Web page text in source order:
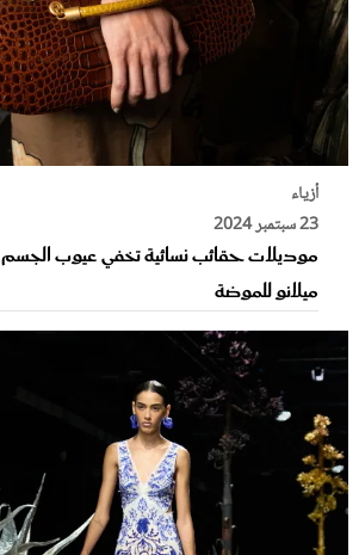
أزياء
23 سبتمبر 2024
موديلات حقائب نسائية تخفي عيوب
ميلانو للموضة